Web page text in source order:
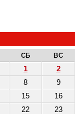
СБ ВС
1
2
8
9
15
16
22
23